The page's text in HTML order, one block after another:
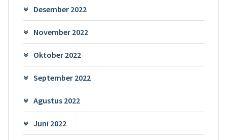
Desember 2022
November 2022
Oktober 2022
September 2022
Agustus 2022
Juni 2022